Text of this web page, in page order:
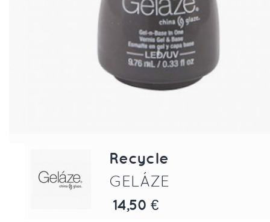
Recycle
GELÁZE
14,50 €